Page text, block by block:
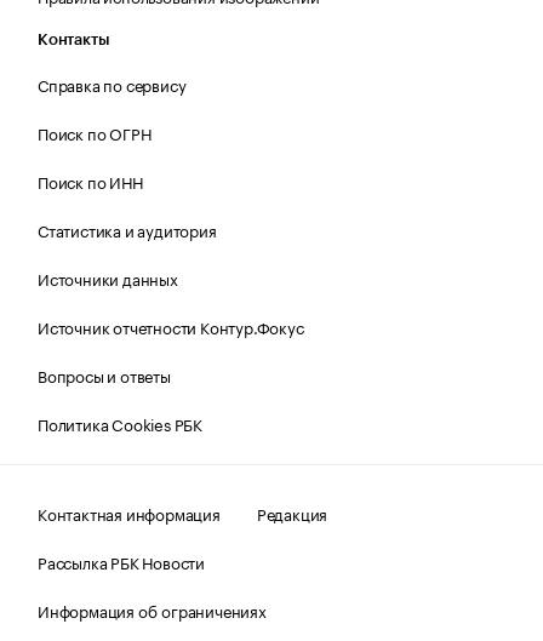
Контакты
Справка по сервису
Поиск по ОГРН
Поиск по ИНН
Статистика и аудитория
Источники данных
Источник отчетности Контур.Фокус
Вопросы и ответы
Политика Cookies РБК
Контактная информация
Редакция
Рассылка РБК Новости
Информация об ограничениях